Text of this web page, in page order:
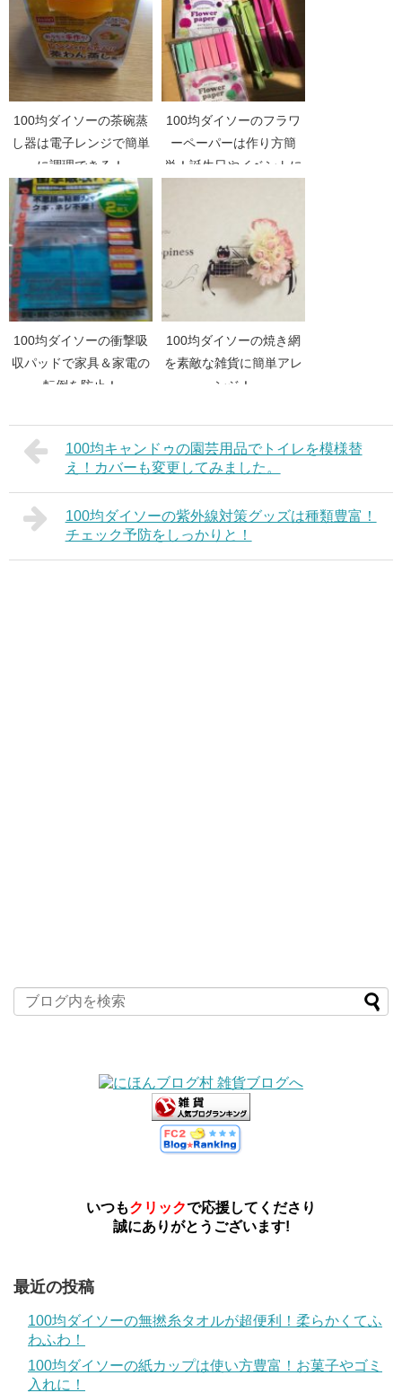
100均ダイソーの茶碗蒸
し器は電子レンジで簡単
に調理できる！
100均ダイソーのフラワ
ーペーパーは作り方簡
単！誕生日やイベントに
100均ダイソーの衝撃吸
収パッドで家具＆家電の
転倒を防止！
100均ダイソーの焼き網
を素敵な雑貨に簡単アレ
ンジ！
100均キャンドゥの園芸用品でトイレを模様替
え！カバーも変更してみました。
100均ダイソーの紫外線対策グッズは種類豊富！
チェック予防をしっかりと！
いつもクリックで応援してくださり
誠にありがとうございます!
最近の投稿
100均ダイソーの無撚糸タオルが超便利！柔らかくてふ
わふわ！
100均ダイソーの紙カップは使い方豊富！お菓子やゴミ
入れに！